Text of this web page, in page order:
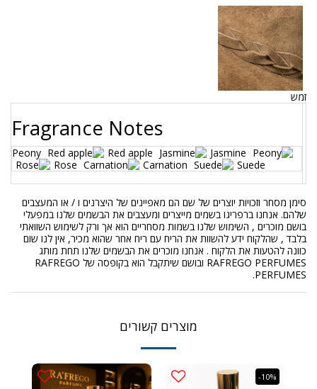
זמש
Fragrance Notes
Peony Red apple
Jasmine
Rose
Carnation Suede
סימן מסחר וזכויות יוצרים של שם הם מאפיינים של היצרנים ו / או המעצבים
שלהם. אנחנו ברפריגו בשמים מייצרים ומעצבים את הבשמים שלנו במפעלי
בושם מוכרים , השימוש שלנו בשמות מסחריים הוא אך ורק לשימוש השוואתי
בלבד , שהלקוח ידע להשוות את הריח עם ריח אחר שהוא מכיר, אין לנו שום
כוונה להטעות את הלקוח . אנחנו מוכרים את הבשמים שלנו תחת מותג
RAFREGO PERFUMES ובושם שיתקבל הוא בקופסה של RAFREGO
PERFUMES.
מוצרים קשורים
-10%